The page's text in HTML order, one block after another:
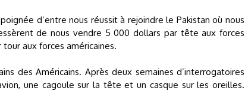
d’entre nous réussit à rejoindre le Pakistan où nous
de nous vendre 5 000 dollars par tête aux forces
aux forces américaines.
des Américains. Après deux semaines d’interrogatoires
une cagoule sur la tête et un casque sur les oreilles.